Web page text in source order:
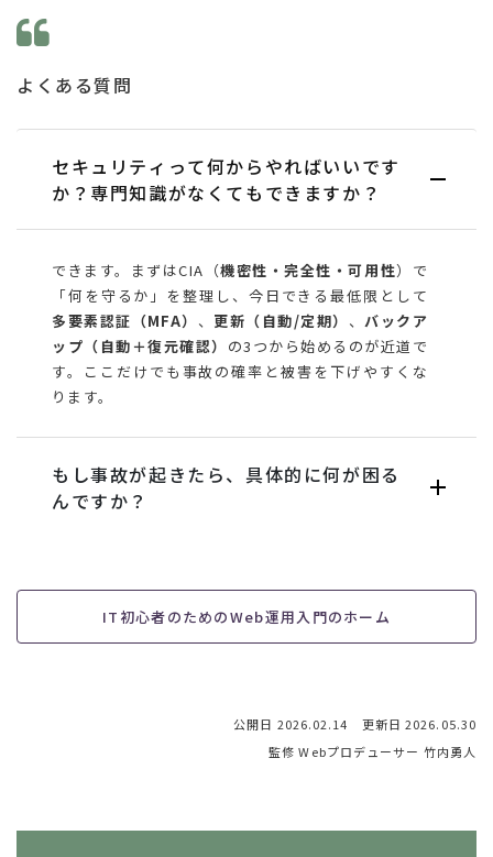
よくある質問
セキュリティって何からやればいいです
か？専門知識がなくてもできますか？
できます。まずはCIA（機密性・完全性・可用性）で
「何を守るか」を整理し、今日できる最低限として
多要素認証（MFA） 、 更新（自動/定期） 、 バックア
ップ（自動＋復元確認） の3つから始めるのが近道で
す。ここだけでも事故の確率と被害を下げやすくな
ります。
もし事故が起きたら、具体的に何が困る
んですか？
IT初心者のためのWeb運用入門のホーム
公開日 2026.02.14 更新日 2026.05.30
監修 Webプロデューサー 竹内勇人